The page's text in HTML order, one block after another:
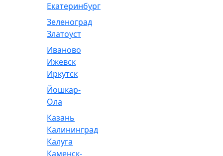
Екатеринбург
Зеленоград
Златоуст
Иваново
Ижевск
Иркутск
Йошкар-
Ола
Казань
Калининград
Калуга
Каменск-